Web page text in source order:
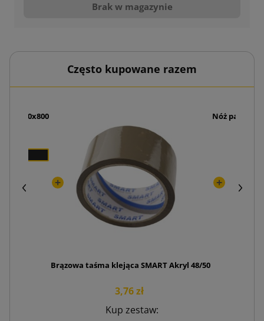
Brak w magazynie
Często kupowane razem
600x800
Brązowa taśma klejąca SMART Akryl 48/50
3,76 zł
Nóż pakowy
Kup zestaw: